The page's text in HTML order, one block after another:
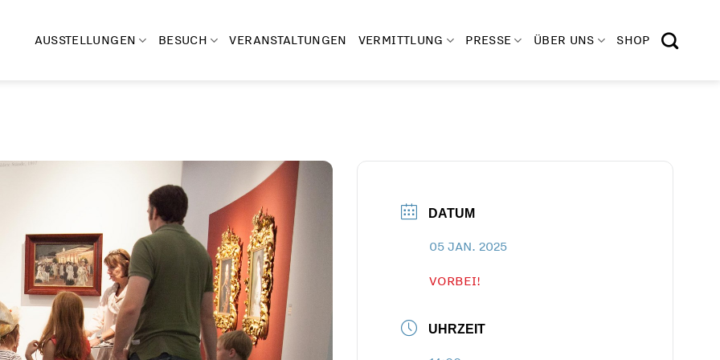
AUSSTELLUNGEN BESUCH VERANSTALTUNGEN VERMITTLUNG PRESSE ÜBER UNS SHOP
DATUM
05 JAN. 2025
VORBEI!
UHRZEIT